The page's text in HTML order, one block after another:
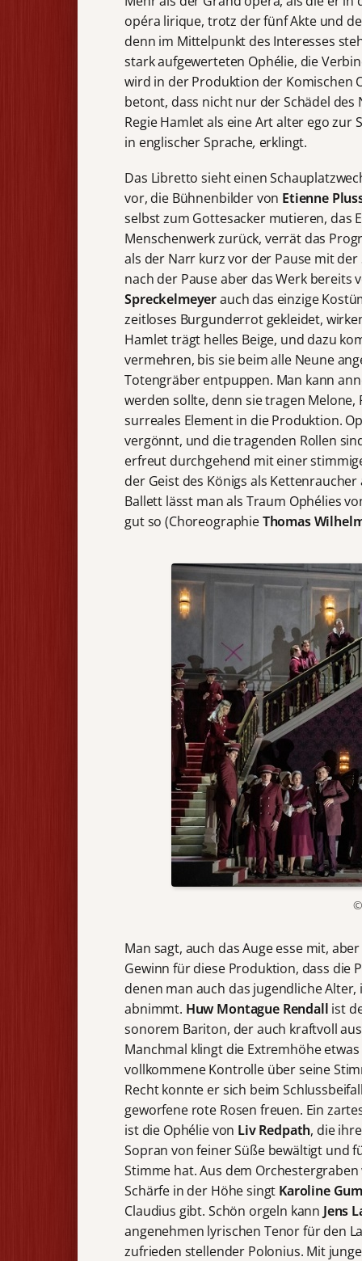
opéra lirique, trotz der fünf Akte und
denn im Mittelpunkt des Interesses
stark aufgewerteten Ophélie, die
wird in der Produktion der Komischen
betont, dass nicht nur der Schädel des
Regie Hamlet als eine Art alter ego zur
in englischer Sprache, erklingt.
Das Libretto sieht einen
vor, die Bühnenbilder von Etienne
selbst zum Gottesacker mutieren, das
Menschenwerk zurück, verrät das
als der Narr kurz vor der Pause mit
nach der Pause aber das Werk
Spreckelmeyerauch das einzige
zeitloses Burgunderrot gekleidet,
Hamlet trägt helles Beige, und dazu
vermehren, bis sie beim alle Neune
Totengräber entpuppen. Man kann
werden sollte, denn sie tragen
surreales Element in die Produktion.
vergönnt, und die tragenden Rollen
erfreut durchgehend mit einer
der Geist des Königs als
Ballett lässt man als Traum Ophélies
gut so (ChoreographieThomas
Man sagt, auch das Auge esse mit,
Gewinn für diese Produktion, dass die
denen man auch das jugendliche
abnimmt. Huw Montague Rendall ist
sonorem Bariton, der auch kraftvoll
Manchmal klingt die Extremhöhe
vollkommene Kontrolle über seine
Recht konnte er sich beim
geworfene rote Rosen freuen. Ein
ist die Ophélie von Liv Redpath, die
Sopran von feiner Süße bewältigt und
Stimme hat. Aus dem
Schärfe in der Höhe singt Karoline
Claudius gibt. Schön orgeln kann Jens
angenehmen lyrischen Tenor für den
zufrieden stellender Polonius. Mit